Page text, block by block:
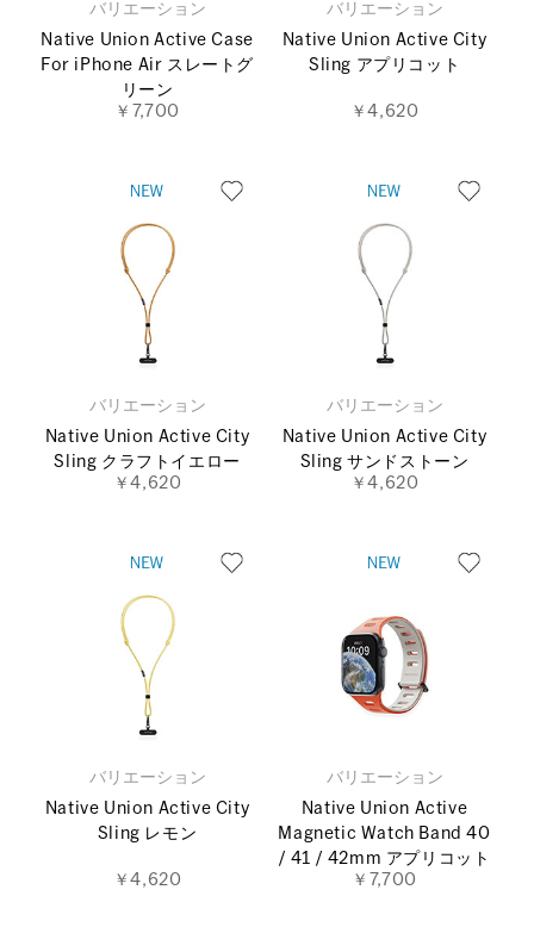
バリエーション
Native Union Active Case
For iPhone Air スレートグ
リーン
￥7,700
バリエーション
Native Union Active City
Sling アプリコット
￥4,620
バリエーション
Native Union Active City
Sling クラフトイエロー
￥4,620
バリエーション
Native Union Active City
Sling サンドストーン
￥4,620
バリエーション
Native Union Active City
Sling レモン
￥4,620
バリエーション
Native Union Active
Magnetic Watch Band 40
/ 41 / 42mm アプリコット
￥7,700